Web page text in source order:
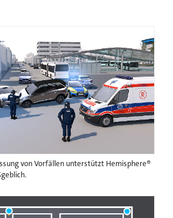
von Vorfällen unterstützt Hemisphere®